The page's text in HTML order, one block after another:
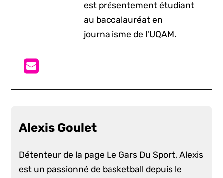
est présentement étudiant
au baccalauréat en
journalisme de l'UQAM.
Alexis Goulet
Détenteur de la page Le Gars Du Sport, Alexis
est un passionné de basketball depuis le